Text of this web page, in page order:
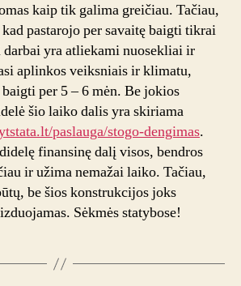
kaip tik galima greičiau. Tačiau,
pastarojo per savaitę baigti tikrai
darbai yra atliekami nuosekliai ir
aplinkos veiksniais ir klimatu,
per 5 – 6 mėn. Be jokios
šio laiko dalis yra skiriama
paslauga/stogo-dengimas.
finansinę dalį visos, bendros
ir užima nemažai laiko. Tačiau,
be šios konstrukcijos joks
Sėkmės statybose!